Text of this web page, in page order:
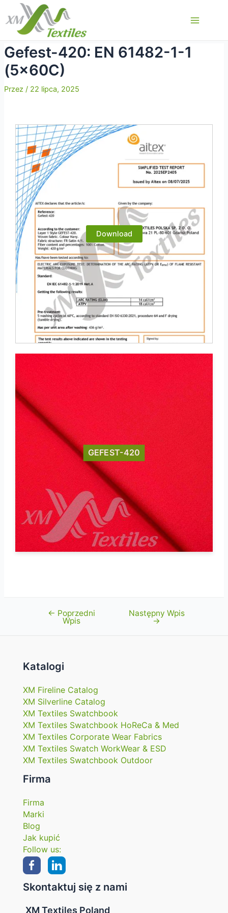
Przejdź
do
treści
Menu
Gefest-420: EN 61482-1-1
(5x60C)
Przez / 22 lipca, 2025
Download
GEFEST-420
Nawigacja
← Poprzedni
Wpis
Następny Wpis
→
Katalogi
XM Fireline Catalog
XM Silverline Catalog
XM Textiles Swatchbook
XM Textiles Swatchbook HoReCa & Med
XM Textiles Corporate Wear Fabrics
XM Textiles Swatch WorkWear & ESD
XM Textiles Swatchbook Outdoor
Firma
Firma
Marki
Blog
Jak kupić
Follow us:
Skontaktuj się z nami
XM Textiles Poland